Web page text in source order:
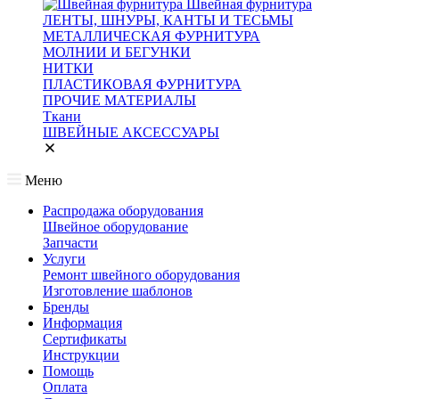
Швейная фурнитура
ЛЕНТЫ, ШНУРЫ, КАНТЫ И ТЕСЬМЫ
МЕТАЛЛИЧЕСКАЯ ФУРНИТУРА
МОЛНИИ И БЕГУНКИ
НИТКИ
ПЛАСТИКОВАЯ ФУРНИТУРА
ПРОЧИЕ МАТЕРИАЛЫ
Ткани
ШВЕЙНЫЕ АКСЕССУАРЫ
Меню
Распродажа оборудования
Швейное оборудование
Запчасти
Услуги
Ремонт швейного оборудования
Изготовление шаблонов
Бренды
Информация
Сертификаты
Инструкции
Помощь
Оплата